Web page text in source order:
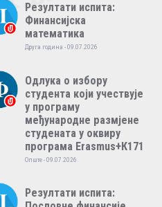
Резултати испита:
Финансијска
математика
Друга година - 09.07.2026
Одлука о избору
студента који учествује
у програму
међународне размјене
студената у оквиру
програма Erasmus+К171
Опште - 09.07.2026
Резултати испита: